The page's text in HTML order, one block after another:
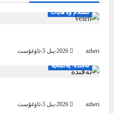
ئىسلام ۋە ھايات
azheri
ئەقىدە- پەلسەپە
azheri